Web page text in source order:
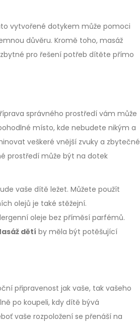
vytvořené dotykem může pomoci
důvěru. Kromě toho, masáž
pro řešení potřeb dítěte přímo
správného prostředí vám může
místo, kde nebudete nikým a
veškeré vnější zvuky a zbytečné
prostředí může být na dotek
vaše dítě ležet. Můžete použít
olejů je také stěžejní.
oleje bez příměsí parfémů.
dětí by měla být potěšující
připravenost jak vaše, tak vašeho
po koupeli, kdy dítě bývá
vaše rozpoložení se přenáší na